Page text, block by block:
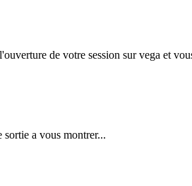
de votre session sur vega et
a vous montrer...